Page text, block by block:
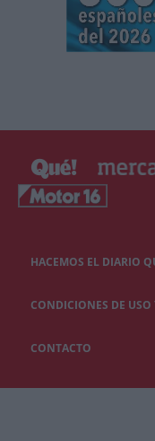
HACEMOS EL DIARIO
CONDICIONES DE
CONTACTO